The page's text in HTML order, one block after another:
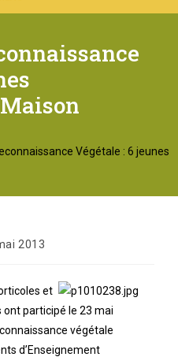
Végétale : 6 jeunes
2013
et
participé le 23 mai
végétale
d’Enseignement